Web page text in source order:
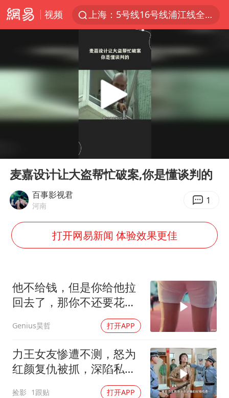
视频
上海：5号线16号线浦江线全线停运
上海全域长途客运班次全部停运
《披荆斩棘2026》阵容官宣
国足U17与阿森纳决赛取消 并列冠军
王艺迪无缘横滨赛决赛
上门女婿出轨女邻居多年被判重婚罪
泰男团前成员失踪遗体在湄南河发现
于东来直播和胖东来核心团队开会
上海大部迎大暴雨
于东来回应胖东来近25年老店年底关闭
笔试第一被劝弃考涉事副校长被撤职
奋力开创中国式现代化建设新局面
Play
麦嘉设计让大盗帮忙破案,你是懂谈判的
百事影视君
河南 1
打开网易新闻 体验效果更佳
他不给钱，但是你给他拉
回去了，那你不还要花油
Genius昊哲 打开APP
力王女友惨遭不测，怒为
红颜复仇被抓，深陷私人
捡影 1跟贴 打开APP